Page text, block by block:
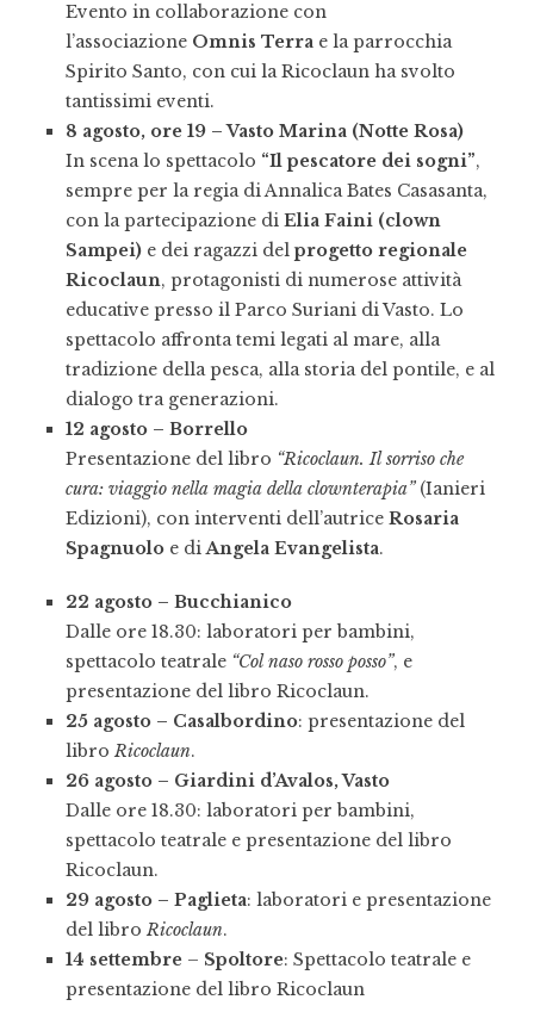
Evento in collaborazione con
l’associazione Omnis Terra e la parrocchia
Spirito Santo, con cui la Ricoclaun ha svolto
tantissimi eventi.
8 agosto, ore 19 – Vasto Marina (Notte Rosa)
In scena lo spettacolo “Il pescatore dei sogni”,
sempre per la regia di Annalica Bates Casasanta,
con la partecipazione di Elia Faini (clown
Sampei) e dei ragazzi del progetto regionale
Ricoclaun, protagonisti di numerose attività
educative presso il Parco Suriani di Vasto. Lo
spettacolo affronta temi legati al mare, alla
tradizione della pesca, alla storia del pontile, e al
dialogo tra generazioni.
12 agosto – Borrello
Presentazione del libro “Ricoclaun. Il sorriso che
cura: viaggio nella magia della clownterapia”(Ianieri
Edizioni), con interventi dell’autrice Rosaria
Spagnuolo e diAngela Evangelista.
22 agosto – Bucchianico
Dalle ore 18.30: laboratori per bambini,
spettacolo teatrale “Col naso rosso posso”, e
presentazione del libro Ricoclaun.
25 agosto – Casalbordino: presentazione del
libro Ricoclaun.
26 agosto – Giardini d’Avalos, Vasto
Dalle ore 18.30: laboratori per bambini,
spettacolo teatrale e presentazione del libro
Ricoclaun.
29 agosto – Paglieta: laboratori e presentazione
del libro Ricoclaun.
14 settembre – Spoltore: Spettacolo teatrale e
presentazione del libro Ricoclaun